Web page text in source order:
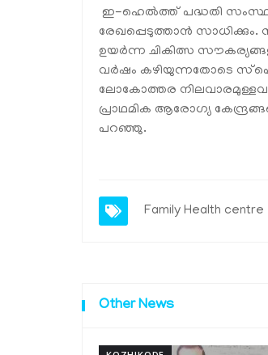
ഇ-ഹെല്‍ത്ത് പദ്ധതി
രേഖപ്പെടുത്താന്‍
ഉയര്‍ന്ന ചികിത്സ
വര്‍ഷം കഴിയുന്നതോടെ
ലോകോത്തര
പ്രാഥമിക ആരോഗ്യ
പറഞ്ഞു.
Family Health centre
Other News